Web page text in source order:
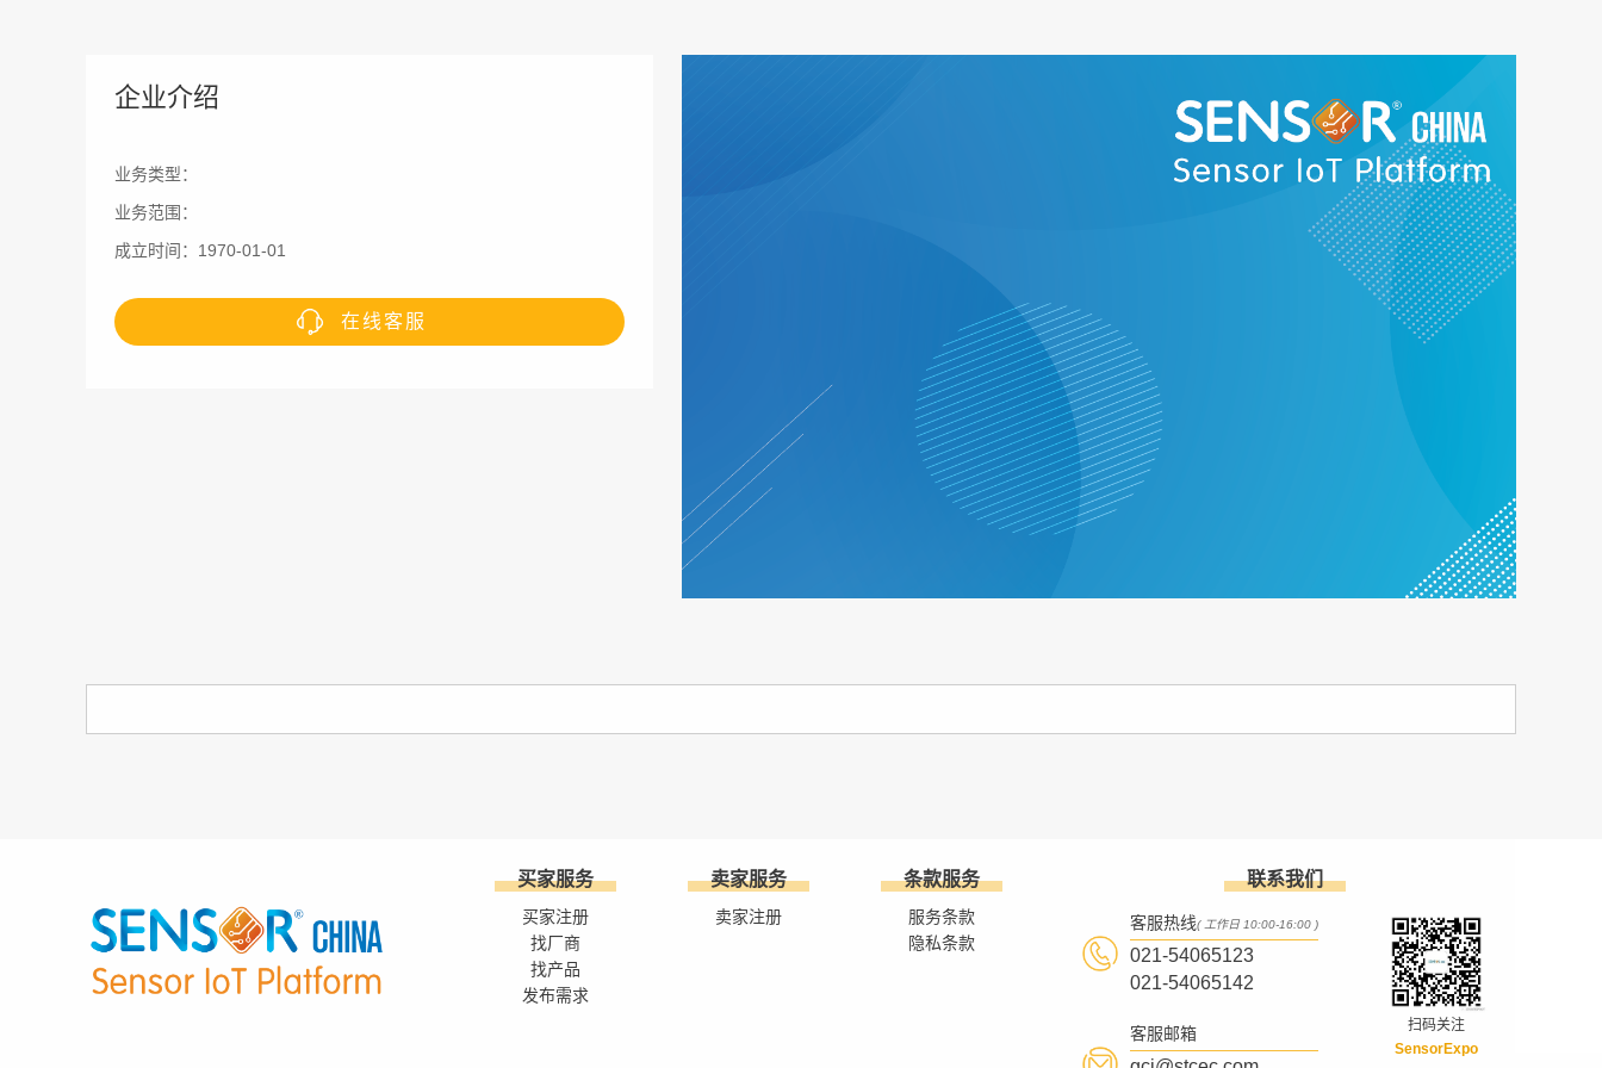
企业介绍
业务类型：
业务范围：
成立时间：1970-01-01
在线客服
买家服务
买家注册
找厂商
找产品
发布需求
卖家服务
卖家注册
条款服务
服务条款
隐私条款
联系我们
客服热线( 工作日 10:00-16:00 )
021-54065123
021-54065142
客服邮箱
扫码关注
SensorExpo